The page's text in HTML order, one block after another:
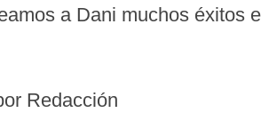
a Dani muchos éxitos
Redacción